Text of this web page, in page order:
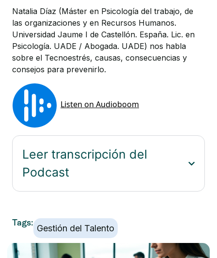
Natalia Díaz (Máster en Psicología del trabajo, de
las organizaciones y en Recursos Humanos.
Universidad Jaume I de Castellón. España. Lic. en
Psicología. UADE / Abogada. UADE) nos habla
sobre el Tecnoestrés, causas, consecuencias y
consejos para prevenirlo.
Leer transcripción del
Podcast
Tags:
Gestión del Talento